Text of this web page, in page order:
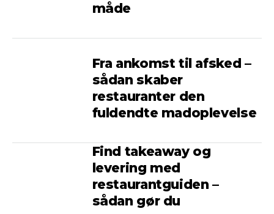
måde
Fra ankomst til afsked –
sådan skaber
restauranter den
fuldendte madoplevelse
Find takeaway og
levering med
restaurantguiden –
sådan gør du